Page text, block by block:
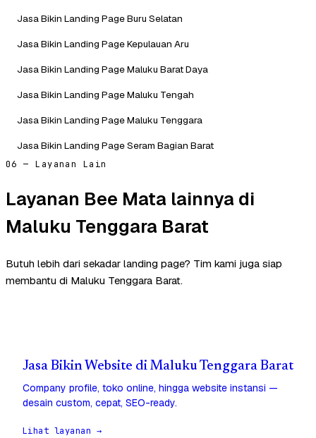
Jasa Bikin Landing Page Buru Selatan
Jasa Bikin Landing Page Kepulauan Aru
Jasa Bikin Landing Page Maluku Barat Daya
Jasa Bikin Landing Page Maluku Tengah
Jasa Bikin Landing Page Maluku Tenggara
Jasa Bikin Landing Page Seram Bagian Barat
06 — Layanan Lain
Layanan Bee Mata lainnya di
Maluku Tenggara Barat
Butuh lebih dari sekadar landing page? Tim kami juga siap
membantu di Maluku Tenggara Barat.
Jasa Bikin Website di Maluku Tenggara Barat
Company profile, toko online, hingga website instansi —
desain custom, cepat, SEO-ready.
Lihat layanan →